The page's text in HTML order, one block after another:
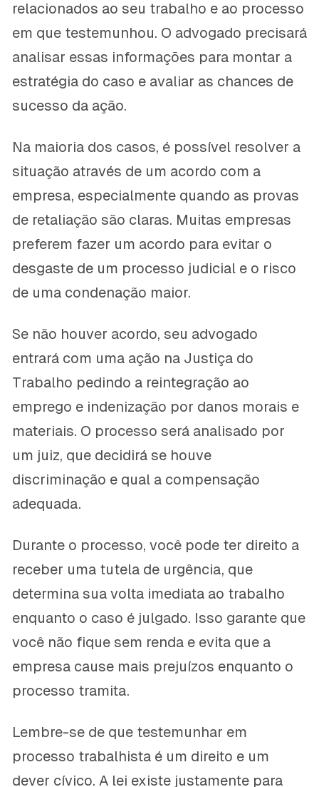
relacionados ao seu trabalho e ao processo
em que testemunhou. O advogado precisará
analisar essas informações para montar a
estratégia do caso e avaliar as chances de
sucesso da ação.
Na maioria dos casos, é possível resolver a
situação através de um acordo com a
empresa, especialmente quando as provas
de retaliação são claras. Muitas empresas
preferem fazer um acordo para evitar o
desgaste de um processo judicial e o risco
de uma condenação maior.
Se não houver acordo, seu advogado
entrará com uma ação na Justiça do
Trabalho pedindo a reintegração ao
emprego e indenização por danos morais e
materiais. O processo será analisado por
um juiz, que decidirá se houve
discriminação e qual a compensação
adequada.
Durante o processo, você pode ter direito a
receber uma tutela de urgência, que
determina sua volta imediata ao trabalho
enquanto o caso é julgado. Isso garante que
você não fique sem renda e evita que a
empresa cause mais prejuízos enquanto o
processo tramita.
Lembre-se de que testemunhar em
processo trabalhista é um direito e um
dever cívico. A lei existe justamente para